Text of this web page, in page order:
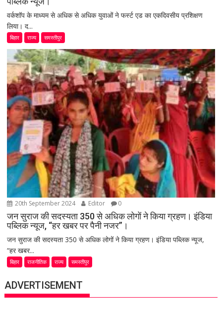
वर्कशॉप के माध्यम से अधिक से अधिक युवाओं ने फर्स्ट एड का एकदिवसीय प्रशिक्षण
लिया। द...
बिहार राज्य समस्तीपुर
20th September 2024 Editor 0
जन सुराज की सदस्यता 350 से अधिक लोगों ने किया ग्रहण। इंडिया
पब्लिक न्यूज, “हर खबर पर पैनी नजर”।
जन सुराज की सदस्यता 350 से अधिक लोगों ने किया ग्रहण। इंडिया पब्लिक न्यूज,
“हर खबर...
बिहार राजनीतिक राज्य समस्तीपुर
ADVERTISEMENT